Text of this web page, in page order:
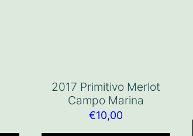
2017 Primitivo Merlot
Campo Marina
€10,00